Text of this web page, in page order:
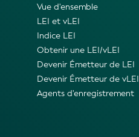
Vue d'ensemble
LEI et vLEI
Indice LEI
Obtenir une LEI/vLEI
Devenir Émetteur de LEI
Devenir Émetteur de vLEI
Agents d'enregistrement